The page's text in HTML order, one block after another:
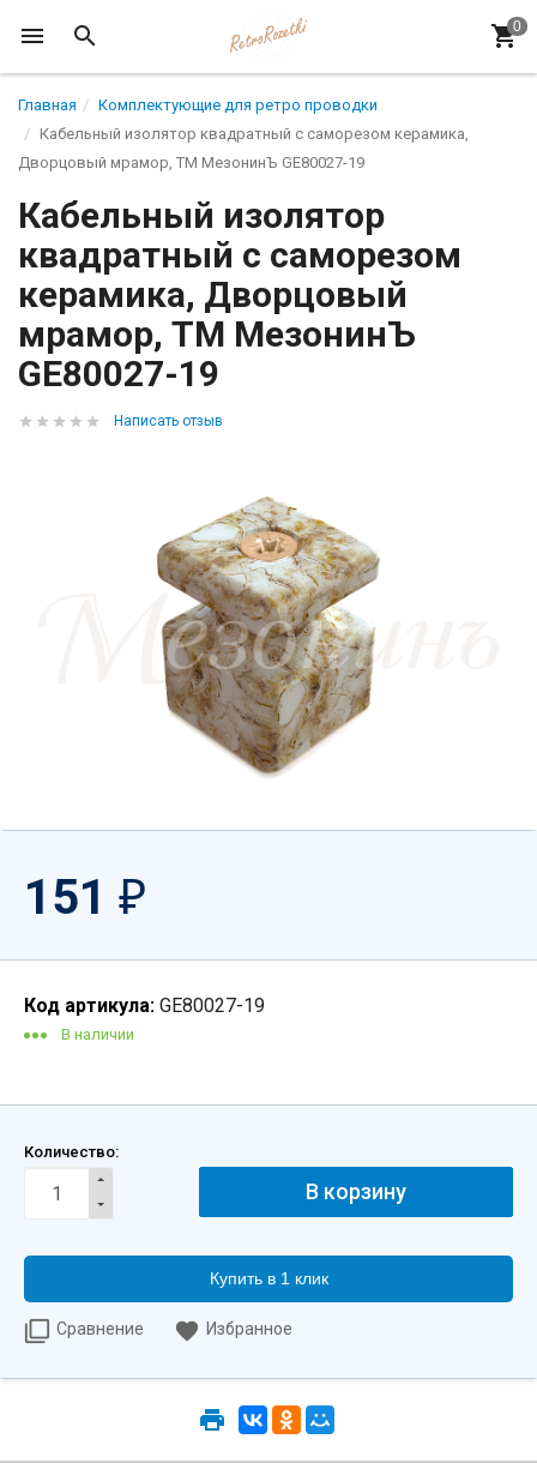
Главная
Комплектующие для ретро проводки
Кабельный изолятор квадратный с саморезом керамика,
Дворцовый мрамор, ТМ МезонинЪ GE80027-19
Кабельный изолятор
квадратный с саморезом
керамика, Дворцовый
мрамор, ТМ МезонинЪ
GE80027-19
Написать отзыв
151 ₽
Код артикула: GE80027-19
В наличии
Количество:
Купить в 1 клик
Сравнение Избранное